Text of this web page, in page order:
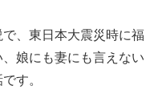
、東日本大震災時に福
娘にも妻にも言えない
す。